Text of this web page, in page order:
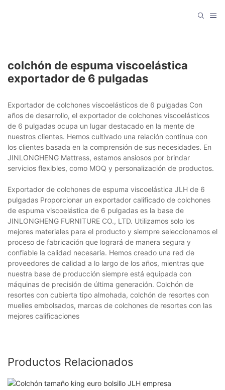
colchón de espuma viscoelástica
exportador de 6 pulgadas
Exportador de colchones viscoelásticos de 6 pulgadas Con
años de desarrollo, el exportador de colchones viscoelásticos
de 6 pulgadas ocupa un lugar destacado en la mente de
nuestros clientes. Hemos cultivado una relación continua con
los clientes basada en la comprensión de sus necesidades. En
JINLONGHENG Mattress, estamos ansiosos por brindar
servicios flexibles, como MOQ y personalización de productos.
Exportador de colchones de espuma viscoelástica JLH de 6
pulgadas Proporcionar un exportador calificado de colchones
de espuma viscoelástica de 6 pulgadas es la base de
JINLONGHENG FURNITURE CO., LTD. Utilizamos solo los
mejores materiales para el producto y siempre seleccionamos el
proceso de fabricación que logrará de manera segura y
confiable la calidad necesaria. Hemos creado una red de
proveedores de calidad a lo largo de los años, mientras que
nuestra base de producción siempre está equipada con
máquinas de precisión de última generación. Colchón de
resortes con cubierta tipo almohada, colchón de resortes con
muelles embolsados, marcas de colchones de resortes con las
mejores calificaciones
Productos Relacionados